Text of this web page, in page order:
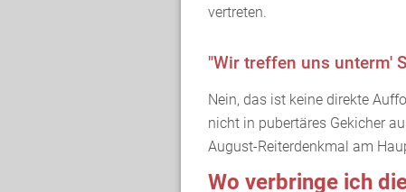
vertreten.
"Wir treffen uns unterm'
Nein, das ist keine direkte
nicht in pubertäres Gekicher
August-Reiterdenkmal am
Wo verbringe ich